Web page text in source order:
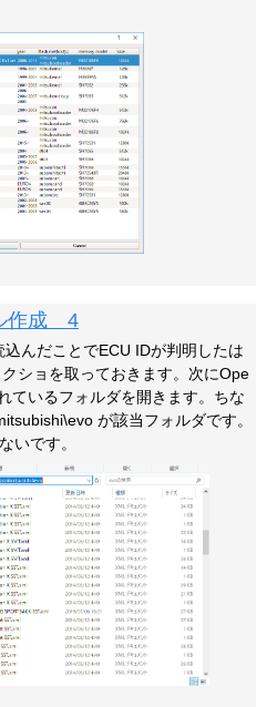
作成 4
んだことでECU IDが判明したは
ショを取っておきます。次にOpe
ているフォルダを開きます。ちな
が該当フォルダです。
いです。